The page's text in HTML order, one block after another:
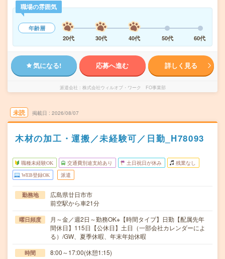
職場の雰囲気
年齢層
20代
30代 40代 50代 60代
気になる! 応募へ進む 詳しく見る
派遣会社 株式会社ウィルオブ・ワーク FO事業部
未読 掲載日 2026/08/07
木材の加工・運搬／未経験可／日勤_H78093
職種未経験OK 交通費別途支給あり 土日祝日が休み 残業なし
WEB登録OK 派遣
勤務地
広島県廿日市市
前空駅から車21分
曜日頻度
月～金／週2日～勤務OK※【時間タイプ】日勤【配属先年
間休日】115日【公休日】土日（一部会社カレンダーによ
る）/GW、夏季休暇、年末年始休暇
時間 8:00～17:00(休憩1:15)